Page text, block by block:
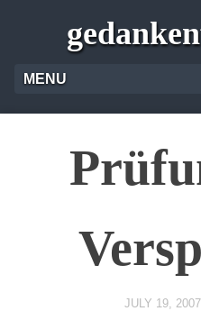
MENU
JULY 19, 2007